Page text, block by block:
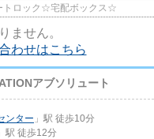
ロック☆宅配ボックス☆
ません。
わせはこちら
アブソリュート
ンター 」駅 徒歩10分
」駅 徒歩12分